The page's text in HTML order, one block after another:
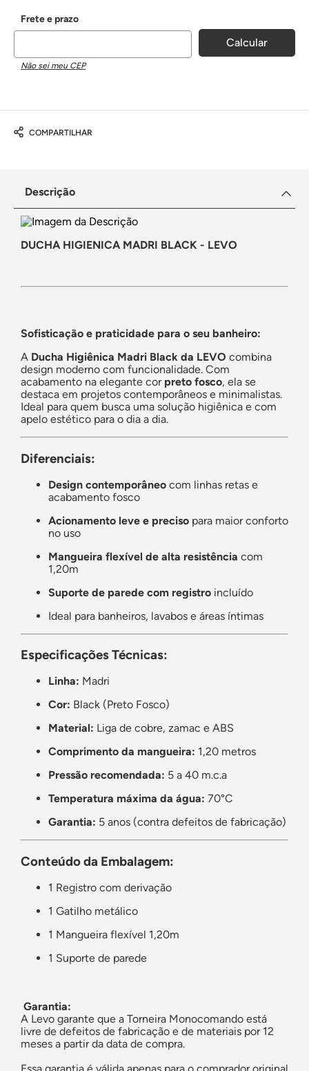
Não sei meu CEP
COMPARTILHAR
Descrição
DUCHA HIGIENICA MADRI BLACK - LEVO
Sofisticação e praticidade para o seu banheiro:
A Ducha Higiênica Madri Black da LEVO combina
design moderno com funcionalidade. Com
acabamento na elegante cor preto fosco, ela se
destaca em projetos contemporâneos e minimalistas.
Ideal para quem busca uma solução higiênica e com
apelo estético para o dia a dia.
Diferenciais:
Design contemporâneo com linhas retas e
acabamento fosco
Acionamento leve e preciso para maior conforto
no uso
Mangueira flexível de alta resistência com
1,20m
Suporte de parede com registro incluído
Ideal para banheiros, lavabos e áreas íntimas
Especificações Técnicas:
Linha: Madri
Cor: Black (Preto Fosco)
Material: Liga de cobre, zamac e ABS
Comprimento da mangueira: 1,20 metros
Pressão recomendada: 5 a 40 m.c.a
Temperatura máxima da água: 70°C
Garantia: 5 anos (contra defeitos de fabricação)
Conteúdo da Embalagem:
1 Registro com derivação
1 Gatilho metálico
1 Mangueira flexível 1,20m
1 Suporte de parede
Garantia:
A Levo garante que a Torneira Monocomando está
livre de defeitos de fabricação e de materiais por 12
meses a partir da data de compra.
Essa garantia é válida apenas para o comprador original